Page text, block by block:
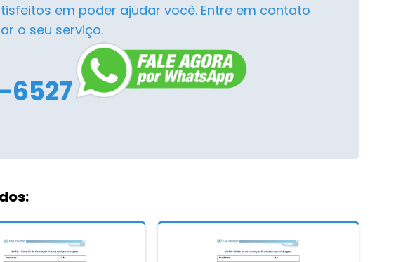
em poder ajudar você. Entre em contato
o seu serviço.
6527